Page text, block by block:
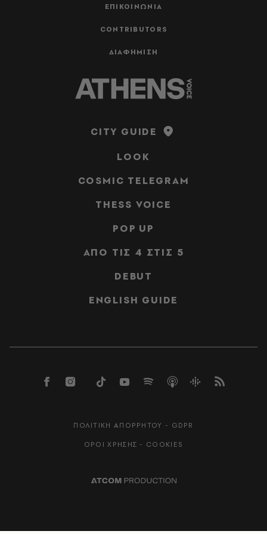
ΕΠΙΚΟΙΝΩΝΙΑ
CONTRIBUTORS
ΔΙΑΦΗΜΙΣΗ
CITY GUIDE
LOOK
COSMIC TELEGRAM
THESS VOICE
POP UP
ΑΠΟ ΤΙΣ 4 ΣΤΙΣ 5
DEBUT
ENGLISH GUIDE
ΠΟΛΙΤΙΚΗ ΑΠΟΡΡΗΤΟΥ - GDPR
ΟΡΟΙ ΧΡΗΣΗΣ - COOKIES